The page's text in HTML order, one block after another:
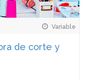
Variable
de corte y